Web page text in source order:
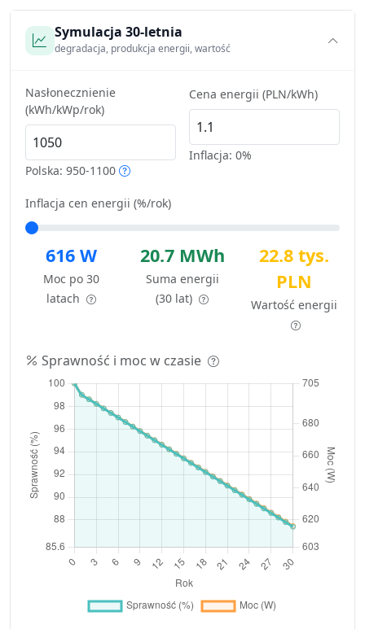
Symulacja 30-letnia
degradacja, produkcja energii, wartość
Nasłonecznienie
(kWh/kWp/rok)
Polska: 950-1100
Cena energii (PLN/kWh)
Inflacja: 0%
Inflacja cen energii (%/rok)
616 W
Moc po 30
latach
20.7 MWh
Suma energii
(30 lat)
22.8 tys.
PLN
Wartość energii
Sprawność i moc w czasie